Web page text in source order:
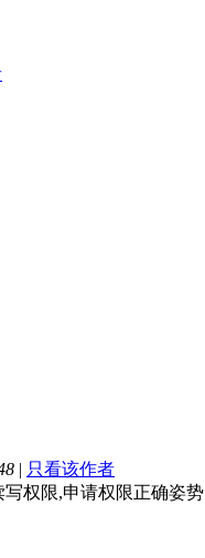
| 只看该作者
写权限,申请权限正确姿势